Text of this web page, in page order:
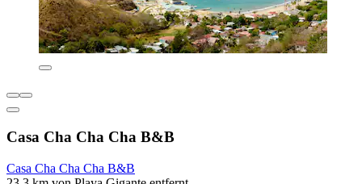
Casa Cha Cha Cha B&B
Casa Cha Cha Cha B&B